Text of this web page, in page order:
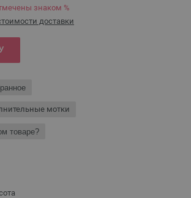
знаком %
доставки
мотки
товаре?